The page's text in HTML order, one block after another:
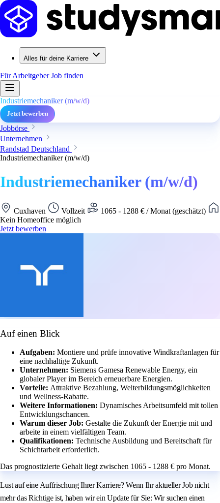
Alles für deine Karriere
Für ArbeitgeberJob finden
Industriemechaniker (m/w/d)
Jetzt bewerben
Jobbörse
Unternehmen
Randstad Deutschland
Industriemechaniker (m/w/d)
Industriemechaniker (m/w/d)
Cuxhaven Vollzeit
1065 - 1288 € / Monat (geschätzt)
Kein Homeoffice möglich
Jetzt bewerben
Auf einen Blick
Aufgaben: Montiere und prüfe innovative Windkraftanlagen für
eine nachhaltige Zukunft.
Unternehmen: Siemens Gamesa Renewable Energy, ein
globaler Player im Bereich erneuerbare Energien.
Vorteile: Attraktive Bezahlung, Weiterbildungsmöglichkeiten
und Wellness-Rabatte.
Weitere Informationen: Dynamisches Arbeitsumfeld mit tollen
Entwicklungschancen.
Warum dieser Job: Gestalte die Zukunft der Energie mit und
arbeite in einem vielfältigen Team.
Qualifikationen: Technische Ausbildung und Bereitschaft für
Schichtarbeit erforderlich.
Das prognostizierte Gehalt liegt zwischen 1065 - 1288 € pro Monat.
Lust auf eine Auffrischung Ihrer Karriere? Wenn Ihr aktueller Job nicht
mehr das Richtige ist, haben wir ein Update für Sie: Wir suchen einen